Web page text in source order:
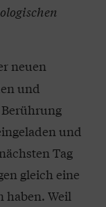
neuen
und
und
Tag
gleich eine
haben. Weil